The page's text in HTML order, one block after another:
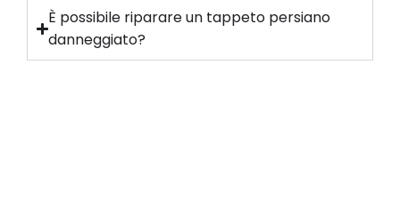
È possibile riparare un tappeto persiano
danneggiato?